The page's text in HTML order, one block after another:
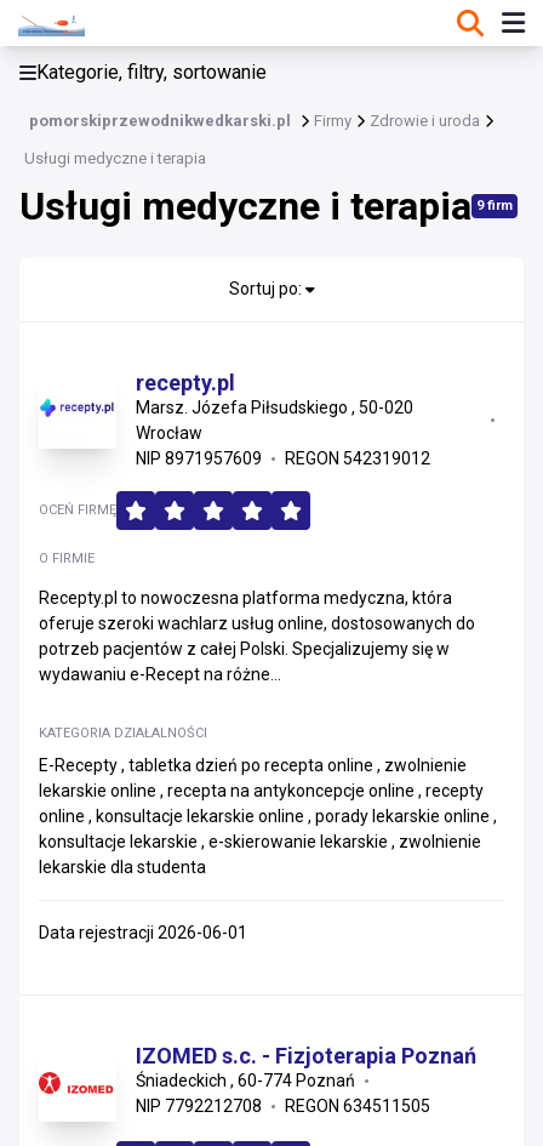
Kategorie, filtry, sortowanie
pomorskiprzewodnikwedkarski.pl Firmy Zdrowie i uroda
Usługi medyczne i terapia
Usługi medyczne i terapia 9 firm
Zdrowie i uroda
Kosmetyki i pielęgnacja
Sortuj po:
recepty.pl
Marsz. Józefa Piłsudskiego , 50-020
Wrocław
NIP 8971957609
REGON 542319012
O FIRMIE
Recepty.pl to nowoczesna platforma medyczna, która
oferuje szeroki wachlarz usług online, dostosowanych do
potrzeb pacjentów z całej Polski. Specjalizujemy się w
wydawaniu e-Recept na różne...
KATEGORIA DZIAŁALNOŚCI
E-Recepty , tabletka dzień po recepta online , zwolnienie
lekarskie online , recepta na antykoncepcje online , recepty
online , konsultacje lekarskie online , porady lekarskie online ,
konsultacje lekarskie , e-skierowanie lekarskie , zwolnienie
lekarskie dla studenta
OCEŃ FIRMĘ
Data rejestracji 2026-06-01
IZOMED s.c. - Fizjoterapia Poznań
Śniadeckich , 60-774 Poznań
NIP 7792212708
REGON 634511505